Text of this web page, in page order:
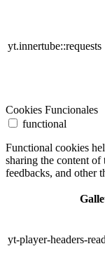
yt.innertube::requests
Cookies Funcionales
functional
Functional cookies
sharing the content
feedbacks, and other
yt-player-headers-